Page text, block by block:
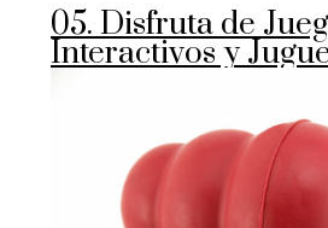
05. Disfruta de
Interactivos y